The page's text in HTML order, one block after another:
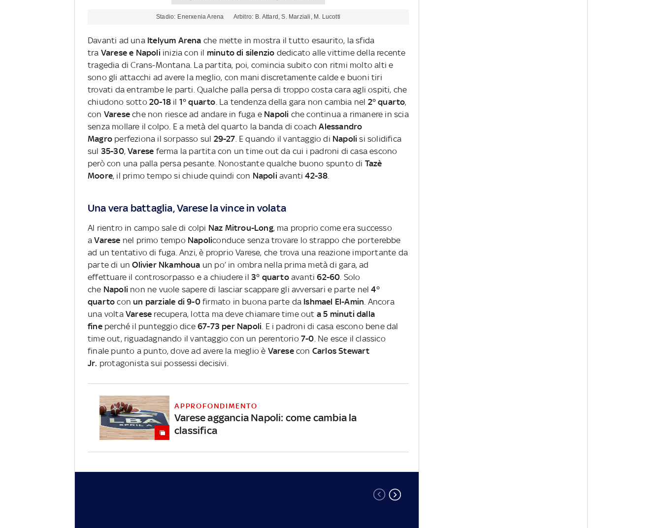
Stadio Enerxenia Arena Arbitro B. Attard, S. Marziali, M. Lucotti
Davanti ad una Itelyum Arena che mette in mostra il tutto esaurito, la sfida
tra Varese e Napoli inizia con il minuto di silenzio dedicato alle vittime della recente
tragedia di Crans-Montana. La partita, poi, comincia subito con ritmi molto alti e
sono gli attacchi ad avere la meglio, con mani discretamente calde e buoni tiri
trovati da entrambe le parti. Qualche palla persa di troppo costa cara agli ospiti, che
chiudono sotto 20-18 il 1° quarto. La tendenza della gara non cambia nel 2° quarto,
con Vareseche non riesce ad andare in fuga e Napoli che continua a rimanere in scia
senza mollare il colpo. E a metà del quarto la banda di coachAlessandro
Magro perfeziona il sorpasso sul 29-27. E quando il vantaggio di Napoli si solidifica
sul 35-30,Varese ferma la partita con un time out da cui i padroni di casa escono
però con una palla persa pesante. Nonostante qualche buono spunto di Tazè
Moore, il primo tempo si chiude quindi con Napoliavanti42-38.
Una vera battaglia, Varese la vince in volata
Al rientro in campo sale di colpi Naz Mitrou-Long, ma proprio come era successo
aVarese nel primo tempo Napoliconduce senza trovare lo strappo che porterebbe
ad un tentativo di fuga. Anzi, è proprio Varese, che trova una reazione importante da
parte di unOlivier Nkamhoua un po’ in ombra nella prima metà di gara, ad
effettuare il controsorpasso e a chiudere il 3° quarto avanti62-60. Solo
che Napoli non ne vuole sapere di lasciar scappare gli avversari e parte nel4°
quarto conun parziale di 9-0firmato in buona parte da Ishmael El-Amin. Ancora
una volta Varese recupera, lotta ma deve chiamare time out a 5 minuti dalla
fineperché il punteggio dice67-73 per Napoli. E i padroni di casa escono bene dal
time out, riguadagnando il vantaggio con un perentorio 7-0. Ne esce il classico
finale punto a punto, dove ad avere la meglio è Varesecon Carlos Stewart
Jr. protagonista sui possessi decisivi.
APPROFONDIMENTO
Varese aggancia Napoli: come cambia la
classifica